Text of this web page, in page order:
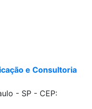
e Consultoria
- SP - CEP: